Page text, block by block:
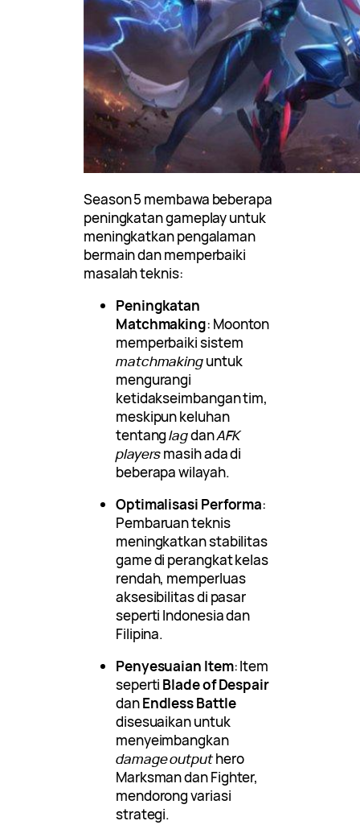
Season 5 membawa beberapa
peningkatan gameplay untuk
meningkatkan pengalaman
bermain dan memperbaiki
masalah teknis:
Peningkatan
Matchmaking: Moonton
memperbaiki sistem
matchmakinguntuk
mengurangi
ketidakseimbangan tim,
meskipun keluhan
tentanglagdanAFK
playersmasih ada di
beberapa wilayah.
Optimalisasi Performa:
Pembaruan teknis
meningkatkan stabilitas
game di perangkat kelas
rendah, memperluas
aksesibilitas di pasar
seperti Indonesia dan
Filipina.
Penyesuaian Item: Item
seperti Blade of Despair
danEndless Battle
disesuaikan untuk
menyeimbangkan
damage outputhero
Marksman dan Fighter,
mendorong variasi
strategi.